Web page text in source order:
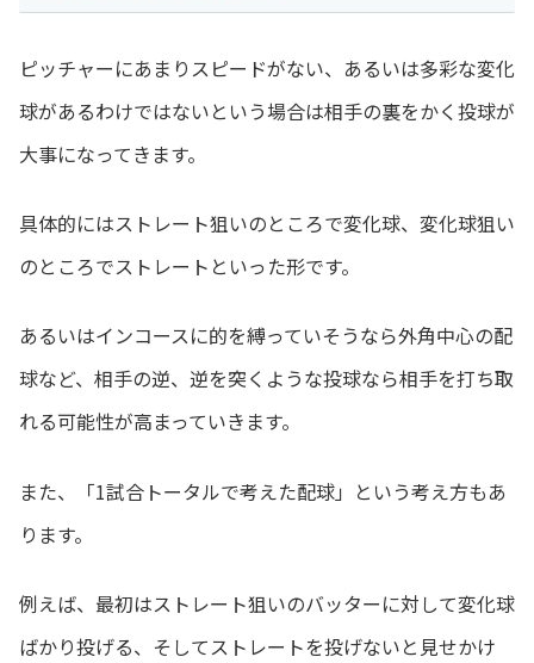
ピッチャーにあまりスピードがない、あるいは多彩な変化
球があるわけではないという場合は相手の裏をかく投球が
大事になってきます。
具体的にはストレート狙いのところで変化球、変化球狙い
のところでストレートといった形です。
あるいはインコースに的を縛っていそうなら外角中心の配
球など、相手の逆、逆を突くような投球なら相手を打ち取
れる可能性が高まっていきます。
また、「1試合トータルで考えた配球」という考え方もあ
ります。
例えば、最初はストレート狙いのバッターに対して変化球
ばかり投げる、そしてストレートを投げないと見せかけ